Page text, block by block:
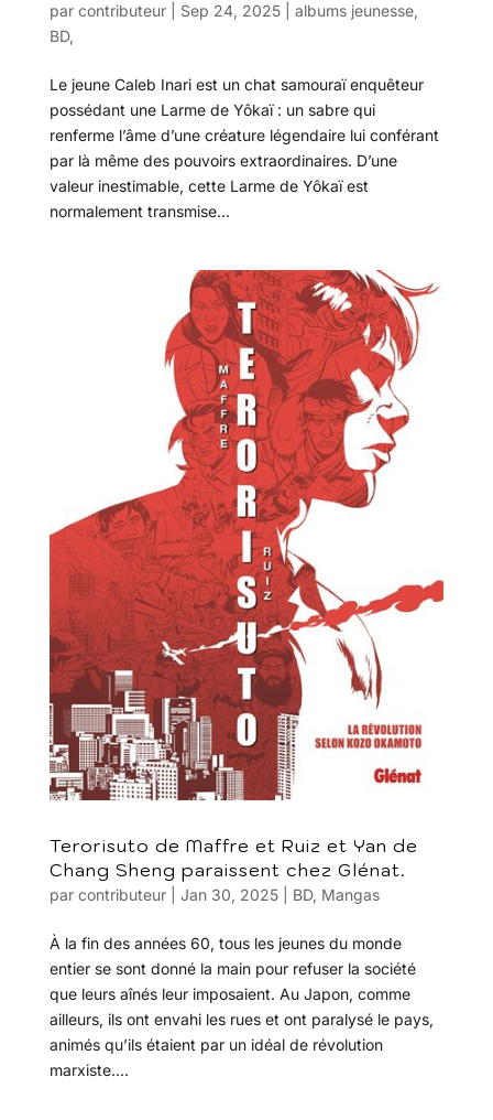
par contributeur| Sep 24, 2025| albums jeunesse,
BD,
Le jeune Caleb Inari est un chat samouraï enquêteur
possédant une Larme de Yôkaï : un sabre qui
renferme l’âme d’une créature légendaire lui conférant
par là même des pouvoirs extraordinaires. D’une
valeur inestimable, cette Larme de Yôkaï est
normalement transmise...
Terorisuto de Maffre et Ruiz et Yan de
Chang Sheng paraissent chez Glénat.
par contributeur| Jan 30, 2025| BD, Mangas
À la fin des années 60, tous les jeunes du monde
entier se sont donné la main pour refuser la société
que leurs aînés leur imposaient. Au Japon, comme
ailleurs, ils ont envahi les rues et ont paralysé le pays,
animés qu’ils étaient par un idéal de révolution
marxiste....